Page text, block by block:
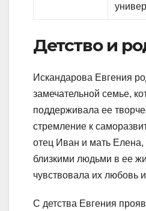
Детство и
Искандарова Евгения
замечательной семье,
поддерживала ее
стремление к
отец Иван и мать
близкими людьми в ее
чувствовала их любовь и
С детства Евгения